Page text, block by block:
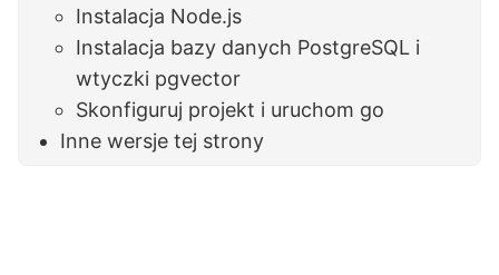
Instalacja Node.js
Instalacja bazy danych PostgreSQL i
wtyczki pgvector
Skonfiguruj projekt i uruchom go
Inne wersje tej strony